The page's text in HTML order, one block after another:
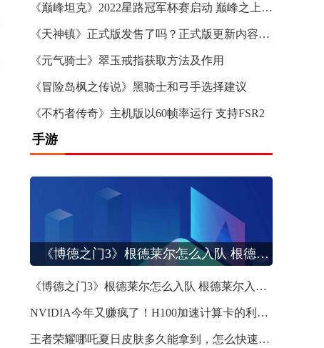
《巅峰坦克》2022星路冠军杯赛启动 巅峰之上热血再燃
《天神镇》正式版发售了吗？正式版更新内容介绍
《元气骑士》翠玉戒指获取方法及作用
《冒险岛枫之传说》黑骑士和弓手选择建议
《不朽者传奇》主机版以60帧率运行 支持FSR2
手游
《博德之门3》根德莱尔怎么入队 根德莱尔入队方法详情
NVIDIA今年又赚疯了！H100加速计算卡的利润高达1000%
王者荣耀哪吒夏日皮肤多久能拿到，怎么快速获得